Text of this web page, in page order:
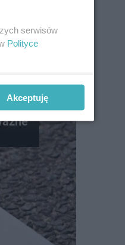
serwisów
Polityce
Akceptuję